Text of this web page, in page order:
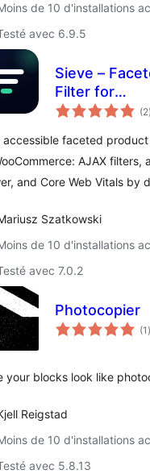
de 10 d'installations
avec 6.9.5
Sieve –
Filter for
(2)
accessible faceted
AJAX filters,
and Core Web Vitals by
Szatkowski
de 10 d'installations
avec 7.0.2
Photocopier
(1 )
your blocks look like
Reigstad
de 10 d'installations
avec 5.8.13